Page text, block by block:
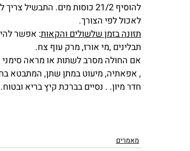
להוסיף 21/2 כוסות מים.
לאכול לפי הצורך.
תזונה בזמן שלשולים והקאות: אפשר
תבלינים ,מי אורז, מרק עוף צח.
אם החולה מסרב לשתות או מראה
, אפאתיה, מיעוט במתן שתן, המתבטא
חדר מיון. . נסיים בברכת קיץ בריא ובטוח.
מאמרים